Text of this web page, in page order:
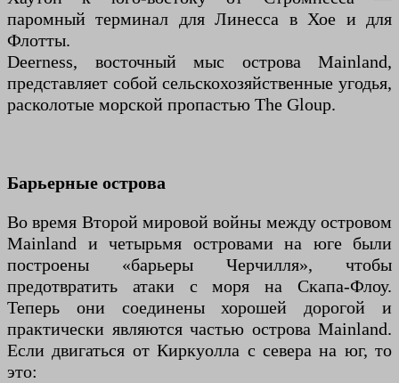
паромный терминал для Линесса в Хое и для
Флотты.
Deerness, восточный мыс острова Mainland,
представляет собой сельскохозяйственные угодья,
расколотые морской пропастью The Gloup.
Барьерные острова
Во время Второй мировой войны между островом
Mainland и четырьмя островами на юге были
построены «барьеры Черчилля», чтобы
предотвратить атаки с моря на Скапа-Флоу.
Теперь они соединены хорошей дорогой и
практически являются частью острова Mainland.
Если двигаться от Киркуолла с севера на юг, то
это: